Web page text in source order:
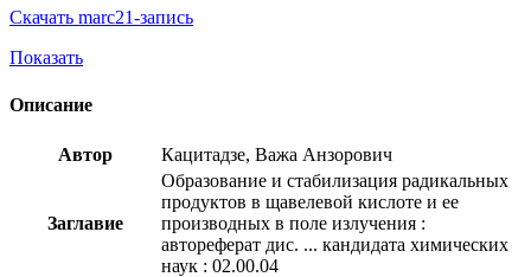
Скачать marc21-запись
Показать
Описание
Автор Кацитадзе, Важа Анзорович
Заглавие
Образование и стабилизация радикальных
продуктов в щавелевой кислоте и ее
производных в поле излучения :
автореферат дис. ... кандидата химических
наук : 02.00.04